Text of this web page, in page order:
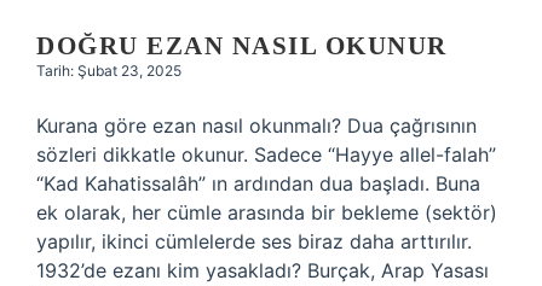
DOĞRU EZAN NASIL OKUNUR
Tarih: Şubat 23, 2025
Kurana göre ezan nasıl okunmalı? Dua çağrısının
sözleri dikkatle okunur. Sadece “Hayye allel-falah”
“Kad Kahatissalâh” ın ardından dua başladı. Buna
ek olarak, her cümle arasında bir bekleme (sektör)
yapılır, ikinci cümlelerde ses biraz daha arttırılır.
1932’de ezanı kim yasakladı? Burçak, Arap Yasası